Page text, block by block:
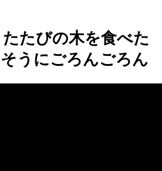
たびの木を食べた
うにごろんごろん